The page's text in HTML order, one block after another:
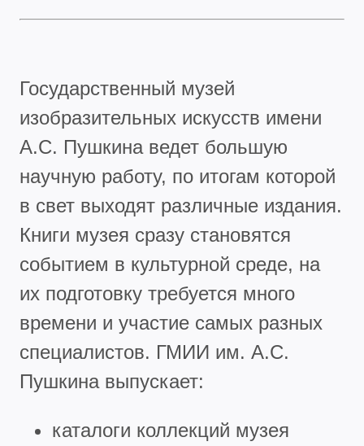
Государственный музей
изобразительных искусств имени
А.С. Пушкина ведет большую
научную работу, по итогам которой
в свет выходят различные издания.
Книги музея сразу становятся
событием в культурной среде, на
их подготовку требуется много
времени и участие самых разных
специалистов. ГМИИ им. А.С.
Пушкина выпускает:
каталоги коллекций музея